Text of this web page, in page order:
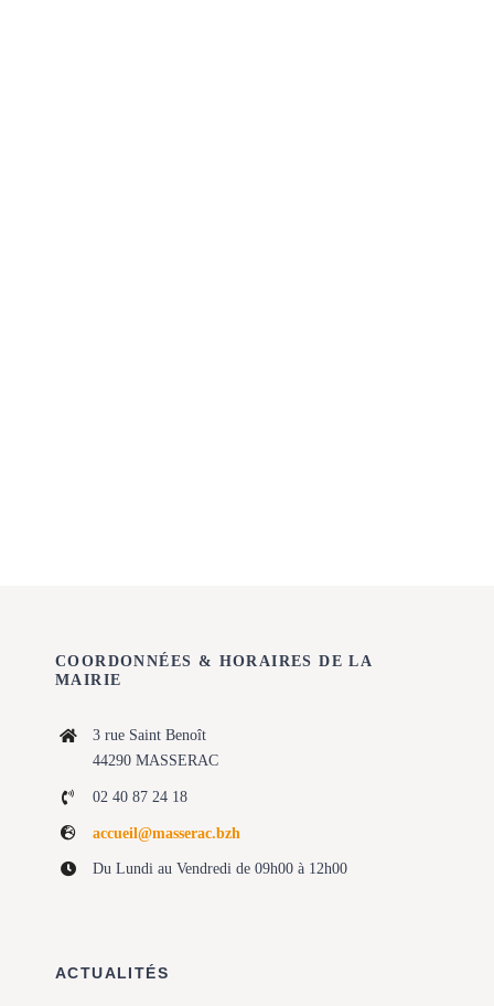
COORDONNÉES & HORAIRES DE LA
MAIRIE
3 rue Saint Benoît
44290 MASSERAC
02 40 87 24 18
accueil@masserac.bzh
Du Lundi au Vendredi de 09h00 à 12h00
ACTUALITÉS